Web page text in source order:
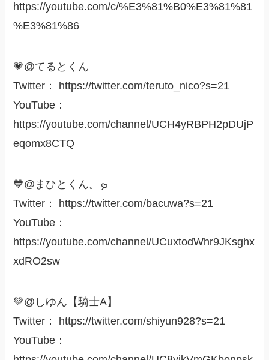
https://youtube.com/c/%E3%81%B0%E3%81%81
%E3%81%86
💗@てるとくん
Twitter： https://twitter.com/teruto_nico?s=21
YouTube：
https://youtube.com/channel/UCH4yRBPH2pDUjP
eqomx8CTQ
💙@まひとくん。ܤ
Twitter： https://twitter.com/bacuwa?s=21
YouTube：
https://youtube.com/channel/UCuxtodWhr9JKsghx
xdRO2sw
💚@しゆん【騎士A】
Twitter： https://twitter.com/shiyun928?s=21
YouTube：